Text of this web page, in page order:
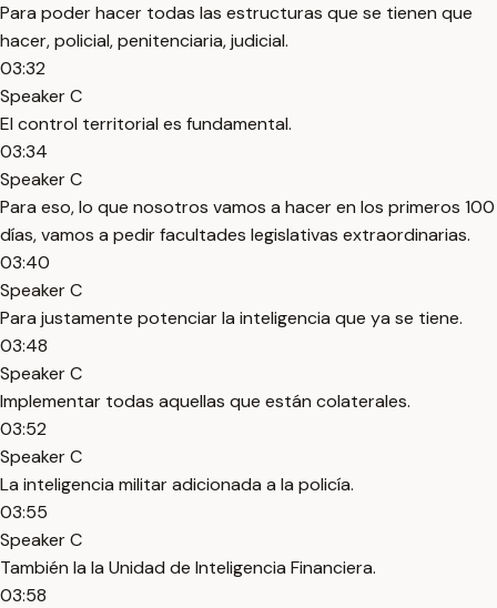
Para poder hacer todas las estructuras que se tienen que
hacer, policial, penitenciaria, judicial.
03:32
Speaker C
El control territorial es fundamental.
03:34
Speaker C
Para eso, lo que nosotros vamos a hacer en los primeros 100
días, vamos a pedir facultades legislativas extraordinarias.
03:40
Speaker C
Para justamente potenciar la inteligencia que ya se tiene.
03:48
Speaker C
Implementar todas aquellas que están colaterales.
03:52
Speaker C
La inteligencia militar adicionada a la policía.
03:55
Speaker C
También la la Unidad de Inteligencia Financiera.
03:58